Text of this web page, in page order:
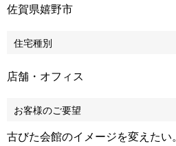
佐賀県嬉野市
住宅種別
店舗・オフィス
お客様のご要望
古びた会館のイメージを変えたい。